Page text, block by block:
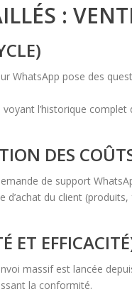
:
WhatsApp pose des
voyant l’historique
DES
de support
d’achat du client
ET
massif est lancée
la conformité.